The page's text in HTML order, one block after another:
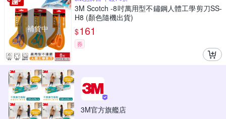
補貨中
3M Scotch -8吋萬用型不鏽鋼人體工學剪刀SS-
H8 (顏色隨機出貨)
$161
券
3M官方旗艦店